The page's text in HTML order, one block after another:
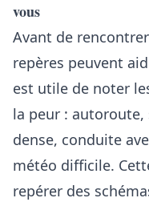
vous
Avant de
repères peuvent
est utile de noter
la peur :
dense, conduite
météo difficile.
repérer des